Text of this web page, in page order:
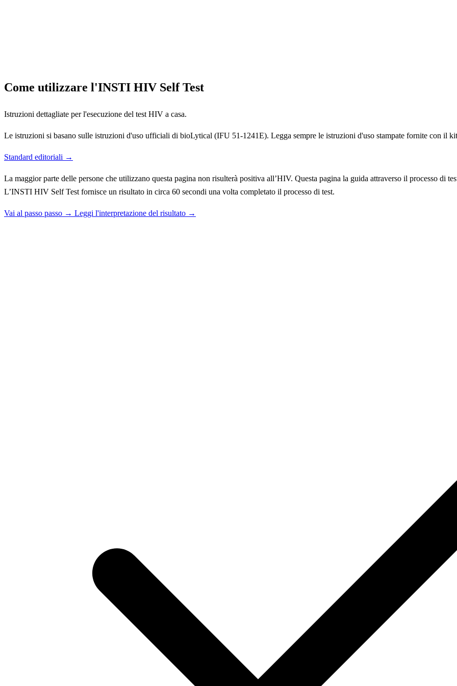
Come utilizzare l'INSTI HIV Self Test
Istruzioni dettagliate per l'esecuzione del test HIV a casa.
Le istruzioni si basano sulle istruzioni d'uso ufficiali di bioLytical (IFU 51-1241E). Legga sempre le istruzioni d'uso stampate fornite con il
Standard editoriali →
La maggior parte delle persone che utilizzano questa pagina non risulterà positiva all’HIV. Questa pagina la guida attraverso il processo di
L’INSTI HIV Self Test fornisce un risultato in circa 60 secondi una volta completato il processo di test.
Vai al passo passo → Leggi l'interpretazione del risultato →